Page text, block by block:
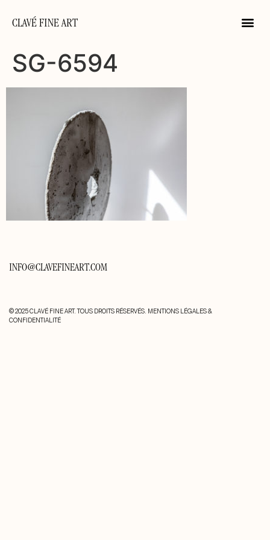
CLAVÉ FINE ART
SG-6594
INFO@CLAVEFINEART.COM
© 2025 CLAVÉ FINE ART. TOUS DROITS RÉSERVÉS. MENTIONS LÉGALES &
CONFIDENTIALITÉ